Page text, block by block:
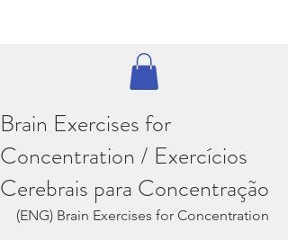
Brain Exercises for
Concentration / Exercícios
Cerebrais para Concentração
(ENG) Brain Exercises for Concentration